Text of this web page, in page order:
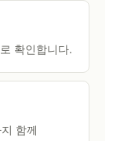
확인합니다.
함께